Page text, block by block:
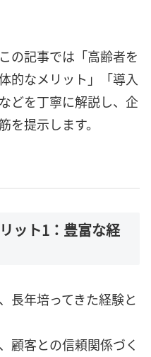
の記事では「高齢者を
的なメリット」「導入
どを丁寧に解説し、企
を提示します。
ット1：豊富な経
長年培ってきた経験と
顧客との信頼関係づく